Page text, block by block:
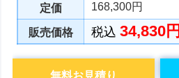
定価 168,300円
販売価格 税込34,830円